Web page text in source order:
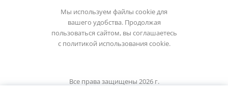
Мы используем файлы cookie для
вашего удобства. Продолжая
пользоваться сайтом, вы соглашаетесь
с политикой использования cookie.
Все права защищены 2026 г.